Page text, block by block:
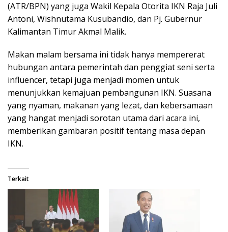
(ATR/BPN) yang juga Wakil Kepala Otorita IKN Raja Juli
Antoni, Wishnutama Kusubandio, dan Pj. Gubernur
Kalimantan Timur Akmal Malik.
Makan malam bersama ini tidak hanya mempererat
hubungan antara pemerintah dan penggiat seni serta
influencer, tetapi juga menjadi momen untuk
menunjukkan kemajuan pembangunan IKN. Suasana
yang nyaman, makanan yang lezat, dan kebersamaan
yang hangat menjadi sorotan utama dari acara ini,
memberikan gambaran positif tentang masa depan
IKN.
Terkait